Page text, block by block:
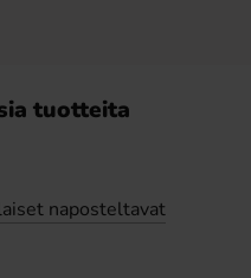
tuotteita
naposteltavat